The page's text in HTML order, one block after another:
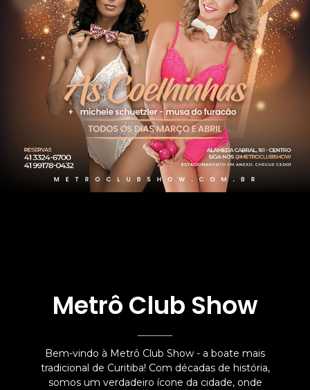
Metrô Club Show
Bem-vindo à Metrô Club Show - a boate mais
tradicional de Curitiba! Com décadas de história,
somos um verdadeiro ícone da cidade, onde